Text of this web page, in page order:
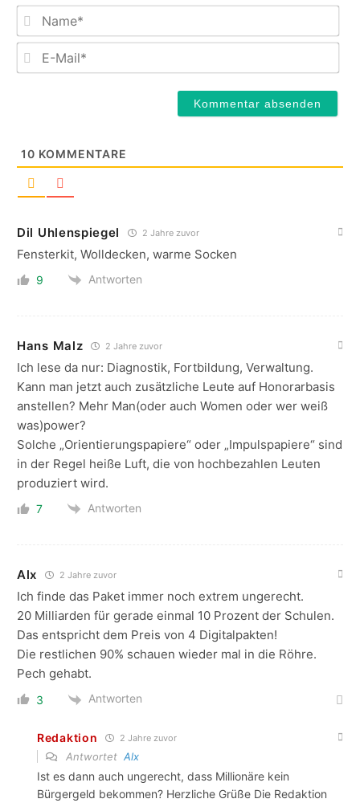
E-
10 KOMMENTARE
Dil Uhlenspiegel 2 Jahre zuvor
Fensterkit, Wolldecken, warme Socken
9 Antworten
Hans Malz 2 Jahre zuvor
Ich lese da nur: Diagnostik, Fortbildung, Verwaltung.
Kann man jetzt auch zusätzliche Leute auf Honorarbasis
anstellen? Mehr Man(oder auch Women oder wer weiß
was)power?
Solche „Orientierungspapiere“ oder „Impulspapiere“ sind
in der Regel heiße Luft, die von hochbezahlen Leuten
produziert wird.
7 Antworten
Alx 2 Jahre zuvor
Ich finde das Paket immer noch extrem ungerecht.
20 Milliarden für gerade einmal 10 Prozent der Schulen.
Das entspricht dem Preis von 4 Digitalpakten!
Die restlichen 90% schauen wieder mal in die Röhre.
Pech gehabt.
3 Antworten
Redaktion 2 Jahre zuvor
Antwortet Alx
Ist es dann auch ungerecht, dass Millionäre kein
Bürgergeld bekommen? Herzliche Grüße Die Redaktion